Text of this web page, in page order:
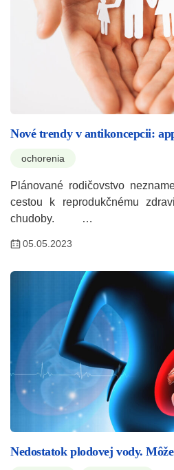
Nové trendy v antikoncepcii:
ochorenia
Plánované rodičovstvo
cestou k reprodukčnému
chudoby. …
05.05.2023
Nedostatok plodovej vody.